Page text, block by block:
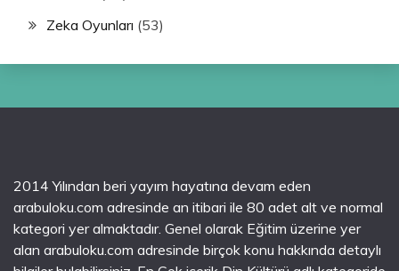
Zeka Oyunları (53)
2014 Yılından beri yayım hayatına devam eden
arabuloku.com adresinde an itibari ile 80 adet alt ve normal
kategori yer almaktadır. Genel olarak Eğitim üzerine yer
alan arabuloku.com adresinde birçok konu hakkında detaylı